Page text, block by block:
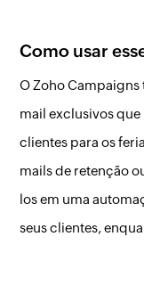
Como usar
O Zoho
mail exclusivos
clientes para os
mails de retenção
los em uma
seus clientes,